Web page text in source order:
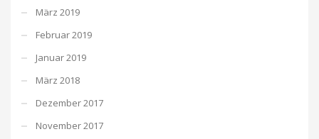
März 2019
Februar 2019
Januar 2019
März 2018
Dezember 2017
November 2017